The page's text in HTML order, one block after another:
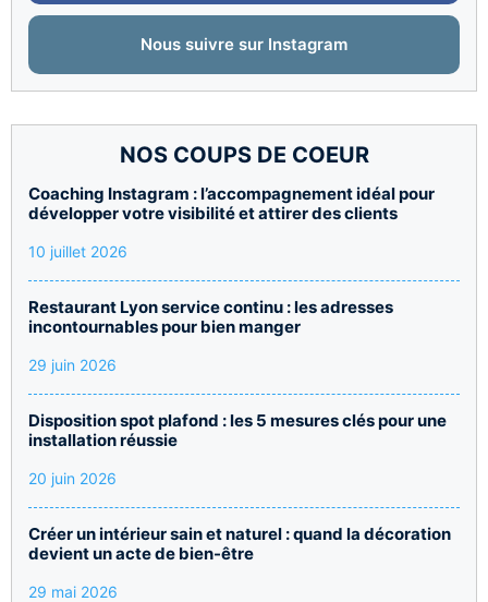
Nous suivre sur Instagram
NOS COUPS DE COEUR
Coaching Instagram : l’accompagnement idéal pour
développer votre visibilité et attirer des clients
10 juillet 2026
Restaurant Lyon service continu : les adresses
incontournables pour bien manger
29 juin 2026
Disposition spot plafond : les 5 mesures clés pour une
installation réussie
20 juin 2026
Créer un intérieur sain et naturel : quand la décoration
devient un acte de bien-être
29 mai 2026